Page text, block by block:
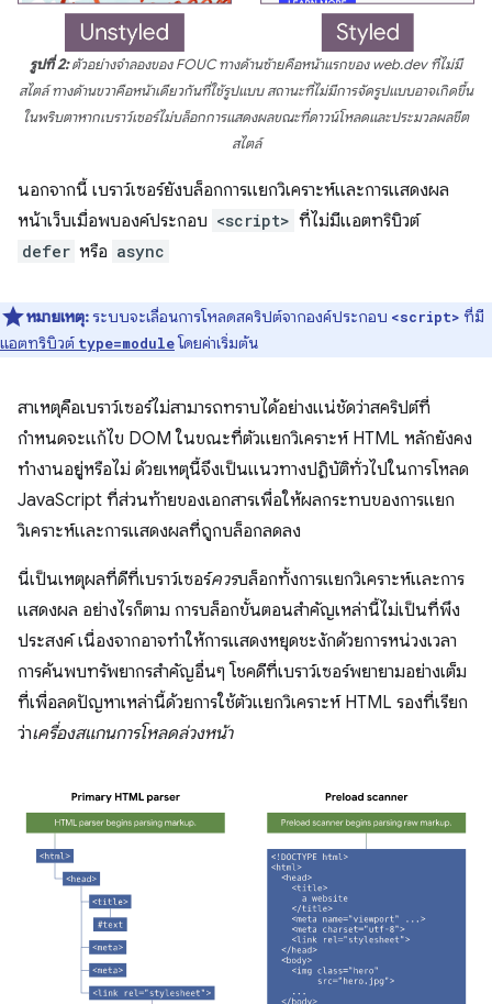
รูปที่ 2:ตัวอย่างจำลองของ FOUC ทางด้านซ้ายคือหน้าแรกของ web.dev ที่ไม่มี
สไตล์ ทางด้านขวาคือหน้าเดียวกันที่ใช้รูปแบบ สถานะที่ไม่มีการจัดรูปแบบอาจเกิดขึ้น
ในพริบตาหากเบราว์เซอร์ไม่บล็อกการแสดงผลขณะที่ดาวน์โหลดและประมวลผลชีต
สไตล์
นอกจากนี้ เบราว์เซอร์ยังบล็อกการแยกวิเคราะห์และการแสดงผล
หน้าเว็บเมื่อพบองค์ประกอบ <script> ที่ไม่มีแอตทริบิวต์
defer หรือ async
หมายเหตุ:ระบบจะเลื่อนการโหลดสคริปต์จากองค์ประกอบ <script> ที่มี
แอตทริบิวต์ type=moduleโดยค่าเริ่มต้น
สาเหตุคือเบราว์เซอร์ไม่สามารถทราบได้อย่างแน่ชัดว่าสคริปต์ที่
กำหนดจะแก้ไข DOM ในขณะที่ตัวแยกวิเคราะห์ HTML หลักยังคง
ทำงานอยู่หรือไม่ ด้วยเหตุนี้จึงเป็นแนวทางปฏิบัติทั่วไปในการโหลด
JavaScript ที่ส่วนท้ายของเอกสารเพื่อให้ผลกระทบของการแยก
วิเคราะห์และการแสดงผลที่ถูกบล็อกลดลง
นี่เป็นเหตุผลที่ดีที่เบราว์เซอร์ควรบล็อกทั้งการแยกวิเคราะห์และการ
แสดงผล อย่างไรก็ตาม การบล็อกขั้นตอนสำคัญเหล่านี้ไม่เป็นที่พึง
ประสงค์ เนื่องจากอาจทำให้การแสดงหยุดชะงักด้วยการหน่วงเวลา
การค้นพบทรัพยากรสำคัญอื่นๆ โชคดีที่เบราว์เซอร์พยายามอย่างเต็ม
ที่เพื่อลดปัญหาเหล่านี้ด้วยการใช้ตัวแยกวิเคราะห์ HTML รองที่เรียก
ว่าเครื่องสแกนการโหลดล่วงหน้า